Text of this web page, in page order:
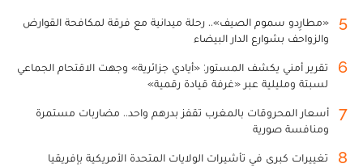
5
«مطارِدو سموم الصيف».. رحلة ميدانية مع فرقة لمكافحة القوارض
والزواحف بشوارع الدار البيضاء
6
تقرير أمني يكشف المستور: «أيادي جزائرية» وجهت الاقتحام الجماعي
لسبتة ومليلية عبر «غرفة قيادة رقمية»
7
أسعار المحروقات بالمغرب تقفز بدرهم واحد.. مضاربات مستمرة
ومنافسة صورية
8 تغييرات كبرى في تأشيرات الولايات المتحدة الأمريكية بإفريقيا